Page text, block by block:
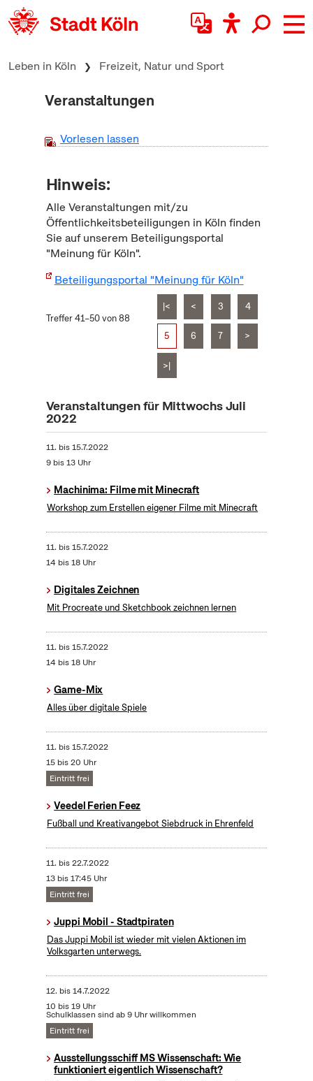
zum Inhalt springen
Leben in Köln Freizeit, Natur und Sport
Veranstaltungen
Vorlesen lassen
Hinweis:
Alle Veranstaltungen mit/zu
Öffentlichkeitsbeteiligungen in Köln finden
Sie auf unserem Beteiligungsportal
"Meinung für Köln".
Beteiligungsportal "Meinung für Köln"
Treffer 41–50 von 88
|< < 3 4
5 6 7 >
>|
Veranstaltungen für Mittwochs Juli
2022
11. bis15.7.2022
9 bis 13 Uhr
Machinima: Filme mit Minecraft
Workshop zum Erstellen eigener Filme mit Minecraft
11. bis15.7.2022
14 bis 18 Uhr
Digitales Zeichnen
Mit Procreate und Sketchbook zeichnen lernen
11. bis15.7.2022
14 bis 18 Uhr
Game-Mix
Alles über digitale Spiele
11. bis15.7.2022
15 bis 20 Uhr
Eintritt frei
Veedel Ferien Feez
Fußball und Kreativangebot Siebdruck in Ehrenfeld
11. bis22.7.2022
13 bis 17:45 Uhr
Eintritt frei
Juppi Mobil - Stadtpiraten
Das Juppi Mobil ist wieder mit vielen Aktionen im
Volksgarten unterwegs.
12. bis14.7.2022
10 bis 19 Uhr
Schulklassen sind ab 9 Uhr willkommen
Eintritt frei
Ausstellungsschiff MS Wissenschaft: Wie
funktioniert eigentlich Wissenschaft?